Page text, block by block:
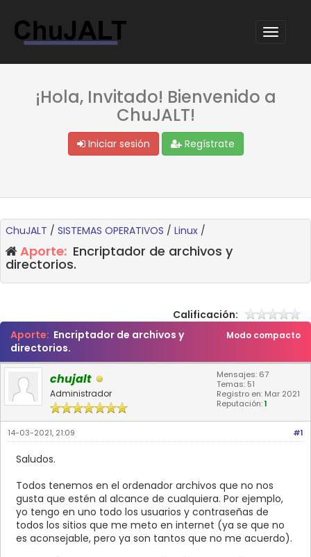
¡Hola, Invitado! Bienvenido a
ChuJALT!
Iniciar sesión Regístrate
ChuJALT / SISTEMAS OPERATIVOS / Linux /
Aporte: Encriptador de archivos y
directorios.
Calificación:
Modo compacto
Aporte: Encriptador de archivos y
directorios.
chujalt
Administrador
Mensajes: 67
Temas: 51
Registro en: Mar 2021
Reputación:1
#1
14-03-2021, 21:09
Saludos.
Todos tenemos en el ordenador archivos que no nos
gusta que estén al alcance de cualquiera. Por ejemplo,
yo tengo en uno todo los usuarios y contraseñas de
todos los sitios que me meto en internet (ya se que no
es aconsejable, pero ya son tantos que no me acuerdo).